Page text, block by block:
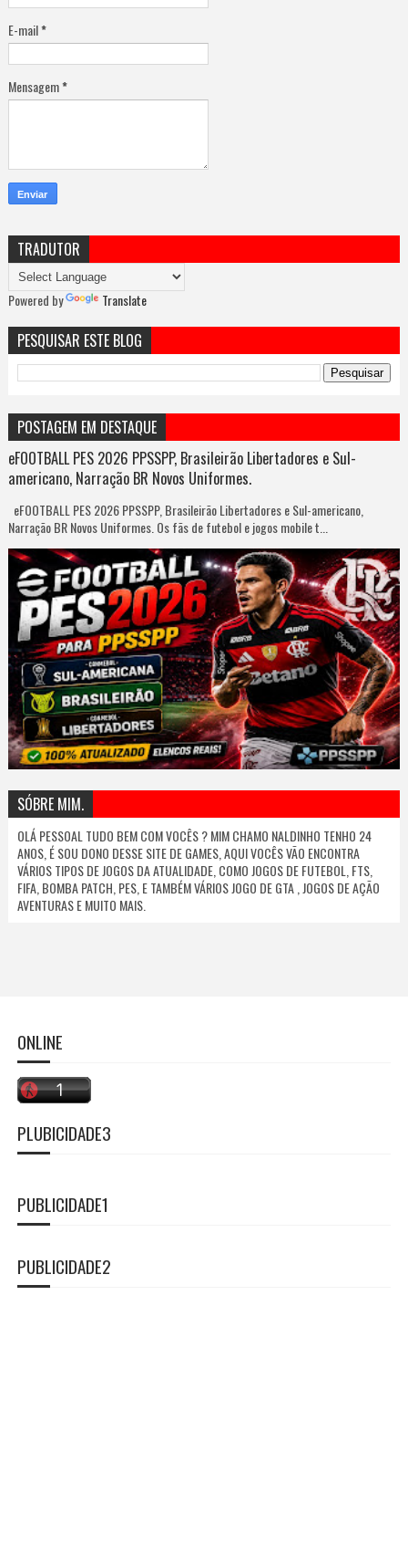
E-mail*
Mensagem*
TRADUTOR
Powered by Translate
PESQUISAR ESTE BLOG
POSTAGEM EM DESTAQUE
eFOOTBALL PES 2026 PPSSPP, Brasileirão Libertadores e Sul-
americano, Narração BR Novos Uniformes.
eFOOTBALL PES 2026 PPSSPP, Brasileirão Libertadores e Sul-americano,
Narração BR Novos Uniformes. Os fãs de futebol e jogos mobile t...
SÓBRE MIM.
OLÁ PESSOAL TUDO BEM COM VOCÊS ? MIM CHAMO NALDINHO TENHO 24
ANOS, É SOU DONO DESSE SITE DE GAMES, AQUI VOCÊS VÃO ENCONTRA
VÁRIOS TIPOS DE JOGOS DA ATUALIDADE, COMO JOGOS DE FUTEBOL, FTS,
FIFA, BOMBA PATCH, PES, E TAMBÉM VÁRIOS JOGO DE GTA , JOGOS DE AÇÃO
AVENTURAS E MUITO MAIS.
ONLINE
PLUBICIDADE3
PUBLICIDADE1
PUBLICIDADE2